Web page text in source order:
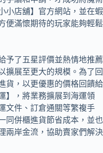
小店舖】官方網站，並在蝦
便滿懷期待的玩家能夠輕鬆
予了五星評價並熱情地推薦
擴展至更大的規模。為了回
貨，以更優惠的價格回饋給
】，將業務擴展到海運領
文件、訂倉通關等繁複手
同併櫃進貨節省成本，並也
兩岸金流，協助賣家們解決